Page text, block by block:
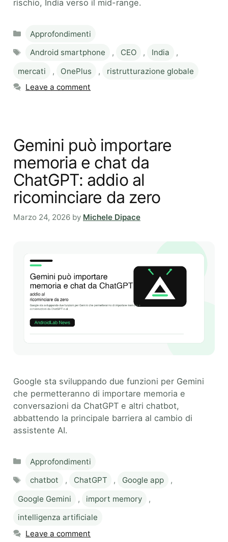
rischio, India verso il mid-range.
Categories
Approfondimenti
Tags
Android smartphone , CEO , India
,
mercati
, OnePlus ,
ristrutturazione globale
Leave a comment
Gemini può importare
memoria e chat da
ChatGPT: addio al
ricominciare da zero
Marzo 24, 2026 by Michele Dipace
Google sta sviluppando due funzioni per Gemini
che permetteranno di importare memoria e
conversazioni da ChatGPT e altri chatbot,
abbattendo la principale barriera al cambio di
assistente AI.
Categories
Approfondimenti
Tags
chatbot , ChatGPT , Google app
,
Google Gemini
, import memory
,
intelligenza artificiale
Leave a comment